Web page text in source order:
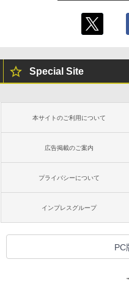
書籍リ
Kindle
るさ自
持続バ
ージ、
イ、色
テリー
売)
￥
New
Special Site
本サイトのご利用について
広告掲載のご案内
プライバシーについて
インプレスグループ
PC